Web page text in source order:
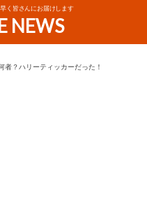
く皆さんにお届けします
NEWS
者？ハリーティッカーだった！